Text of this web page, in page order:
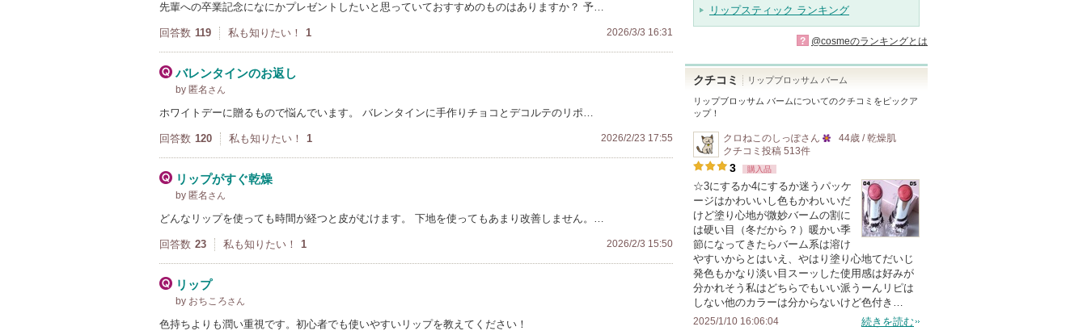
先輩への卒業記念になにかプレゼントしたいと思っていておすすめのものはありますか？ 予…
回答数 119 私も知りたい！ 1 2026/3/3 16:31
バレンタインのお返し
by 匿名 さん
ホワイトデーに贈るもので悩んでいます。 バレンタインに手作りチョコとデコルテのリポ…
回答数 120 私も知りたい！ 1 2026/2/23 17:55
リップがすぐ乾燥
by 匿名 さん
どんなリップを使っても時間が経つと皮がむけます。 下地を使ってもあまり改善しません。…
回答数 23 私も知りたい！ 1 2026/2/3 15:50
リップ
by おちころさん
色持ちよりも潤い重視です。初心者でも使いやすいリップを教えてください！
リップスティック ランキング
? @cosmeのランキングとは
クチコミ リップブロッサム バーム
リップブロッサム バームについてのクチコミをピックア
ップ！
クロねこのしっぽさん
以
上
の
メ
ン
バ
ー
44歳 / 乾燥肌
クチコミ投稿 513件
3 購入品
☆3にするか4にするか迷うパッケ
ージはかわいいし色もかわいいだ
けど塗り心地が微妙バームの割に
は硬い目（冬だから？）暖かい季
節になってきたらバーム系は溶け
やすいからとはいえ、やはり塗り心地てだいじ
発色もかなり淡い目スーッした使用感は好みが
分かれそう私はどちらでもいい派うーんリピは
しない他のカラーは分からないけど色付き…
2025/1/10 16:06:04 続きを読む